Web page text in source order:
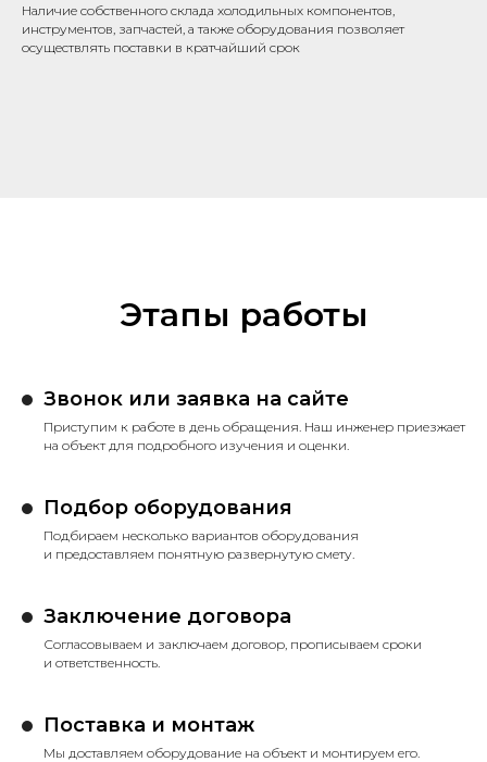
Наличие собственного склада холодильных компонентов,
инструментов, запчастей, а также оборудования позволяет
осуществлять поставки в кратчайший срок
Этапы работы
Звонок или заявка на сайте
Приступим к работе в день обращения. Наш инженер приезжает
на объект для подробного изучения и оценки.
Подбор оборудования
Подбираем несколько вариантов оборудования
и предоставляем понятную развернутую смету.
Заключение договора
Согласовываем и заключаем договор, прописываем сроки
и ответственность.
Поставка и монтаж
Мы доставляем оборудование на объект и монтируем его.